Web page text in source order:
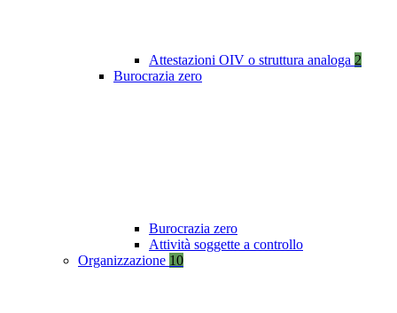
Attestazioni OIV o struttura analoga 2
Burocrazia zero
Burocrazia zero
Attività soggette a controllo
Organizzazione 10